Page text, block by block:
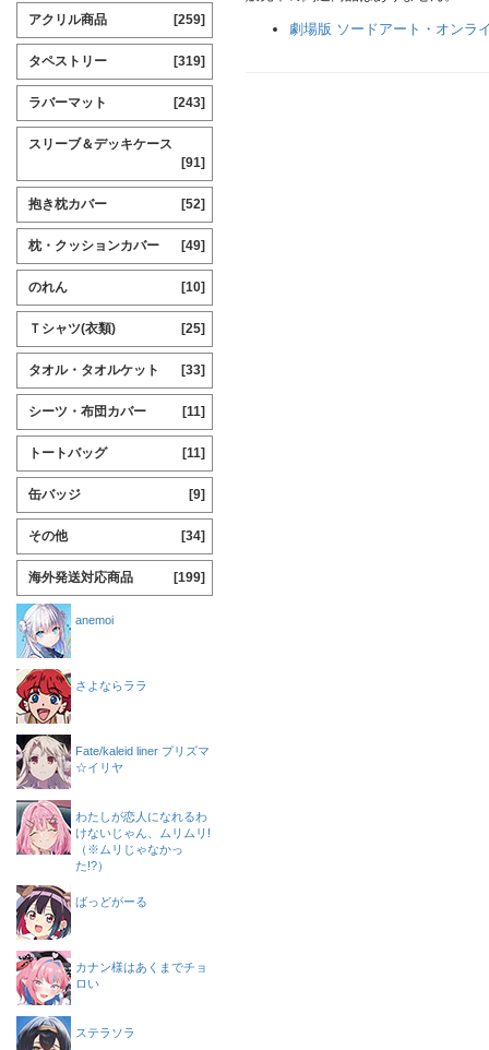
劇場版 ソードアート・オンラ
アクリル商品 [259]
タペストリー [319]
ラバーマット [243]
スリーブ＆デッキケース
[91]
抱き枕カバー [52]
枕・クッションカバー [49]
のれん [10]
Ｔシャツ(衣類) [25]
タオル・タオルケット [33]
シーツ・布団カバー [11]
トートバッグ [11]
缶バッジ [9]
その他 [34]
海外発送対応商品 [199]
anemoi
さよならララ
Fate/kaleid liner プリズマ
☆イリヤ
わたしが恋人になれるわ
けないじゃん、ムリムリ!
（※ムリじゃなかっ
た!?）
ばっどがーる
カナン様はあくまでチョ
ロい
ステラソラ